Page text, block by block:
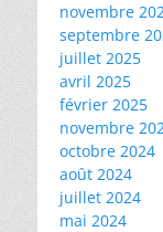
novembre
septembre
juillet 2025
avril 2025
février 2025
novembre
octobre 2024
août 2024
juillet 2024
mai 2024